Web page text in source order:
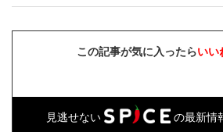
この記事が気に入ったらいい
見逃せない の最新情